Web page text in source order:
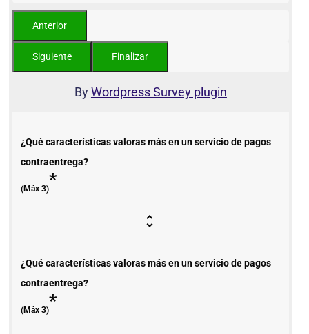
ByWordpress Survey plugin
¿Qué características valoras más en un servicio de pagos
contraentrega?
(Máx 3)*
¿Qué características valoras más en un servicio de pagos
contraentrega?
(Máx 3)*